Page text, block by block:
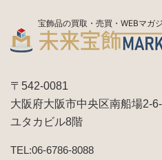
宝飾品の買取・売買・WEBマガ
〒542-0081
大阪府大阪市中央区南船場2-
ユタカビル8階
TEL:06-6786-8088